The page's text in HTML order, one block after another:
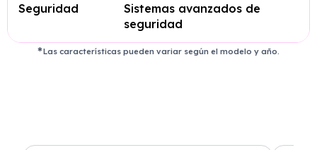
Seguridad
Sistemas avanzados de
seguridad
Las características pueden variar según el modelo y año.